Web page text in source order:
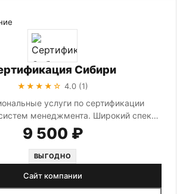
Сибири
★★★★☆ 4.0 (1)
услуги по сертификации
менеджмента. Широкий спектр
от ISO сертификатов д...
9 500 ₽
ВЫГОДНО
Сайт компании